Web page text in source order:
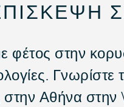
φέτος στην
Γνωρίστε
στην Αθήνα στην